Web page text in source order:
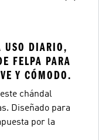
USO DIARIO,
FELPA PARA
Y CÓMODO.
chándal
Diseñado para
por la